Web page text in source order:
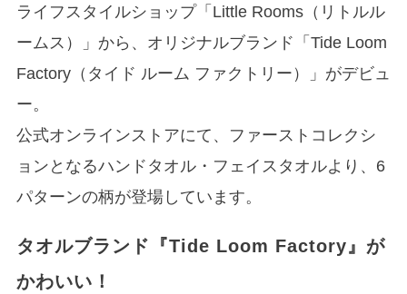
ライフスタイルショップ「Little Rooms（リトルル
ームス）」から、オリジナルブランド「Tide Loom
Factory（タイド ルーム ファクトリー）」がデビュ
ー。
公式オンラインストアにて、ファーストコレクシ
ョンとなるハンドタオル・フェイスタオルより、6
パターンの柄が登場しています。
タオルブランド『Tide Loom Factory』が
かわいい！